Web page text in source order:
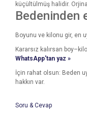
küçültülmüş halidir.
Bedeninden
Boyunu ve kilonu gir, en
Kararsız kalırsan
WhatsApp'tan yaz »
İçin rahat olsun: Beden
hakkın var.
Soru & Cevap